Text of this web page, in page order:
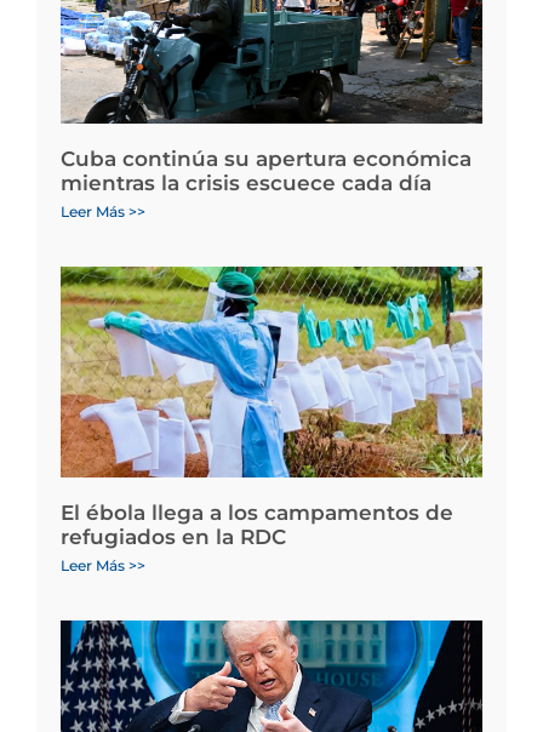
Cuba continúa su apertura económica
mientras la crisis escuece cada día
Leer Más >>
El ébola llega a los campamentos de
refugiados en la RDC
Leer Más >>